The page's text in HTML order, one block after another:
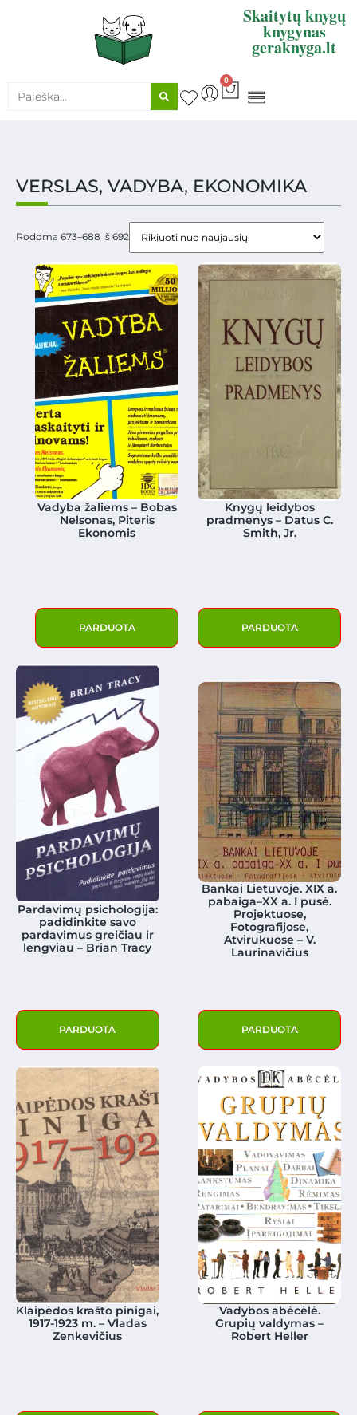
Skaitytų knygų
knygynas
geraknyga.lt
0
VERSLAS, VADYBA, EKONOMIKA
Rodoma 673–688 iš 692
Vadyba žaliems – Bobas
Nelsonas, Piteris
Ekonomis
PARDUOTA
Knygų leidybos
pradmenys – Datus C.
Smith, Jr.
PARDUOTA
Pardavimų psichologija:
padidinkite savo
pardavimus greičiau ir
lengviau – Brian Tracy
PARDUOTA
Bankai Lietuvoje. XIX a.
pabaiga–XX a. I pusė.
Projektuose,
Fotografijose,
Atvirukuose – V.
Laurinavičius
PARDUOTA
Klaipėdos krašto pinigai,
1917-1923 m. – Vladas
Zenkevičius
Vadybos abėcėlė.
Grupių valdymas –
Robert Heller